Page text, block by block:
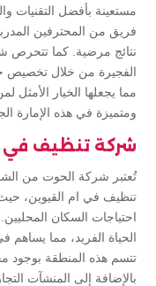
مستعينة بأفضل التقنيات
فريق من المحترفين
نتائج مرضية. كما تتحرص
الفجيرة من خلال تخصيص
مما يجعلها الخيار
ومتميزة في هذه الإمارة
شركة تنظيف في
تُعتبر شركة الحوت من
تنظيف في ام القيوين،
احتياجات السكان
الحياة الفريد، مما
تتسم هذه المنطقة بوجود
بالإضافة إلى المنشآت